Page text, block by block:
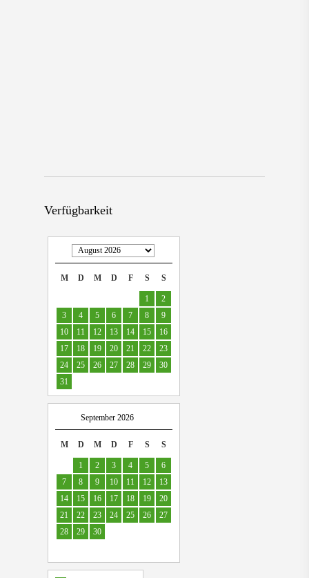
Verfügbarkeit
M D M D F S S
1
2
3
4 5 6 7 8
9
10
11 12 13 14 15
16
17
18 19 20 21 22
23
24
25 26 27 28 29
30
31
September 2026
M D M D F S S
1 2 3 4 5
6
7
8 9 10 11 12
13
14
15 16 17 18 19
20
21
22 23 24 25 26
27
28
29 30